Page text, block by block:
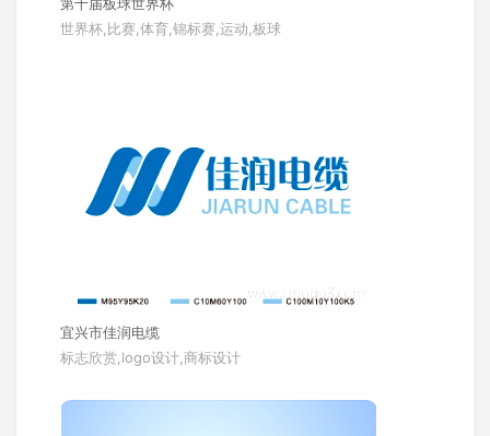
第十届板球世界杯
世界杯,比赛,体育,锦标赛,运动,板球
宜兴市佳润电缆
标志欣赏,logo设计,商标设计